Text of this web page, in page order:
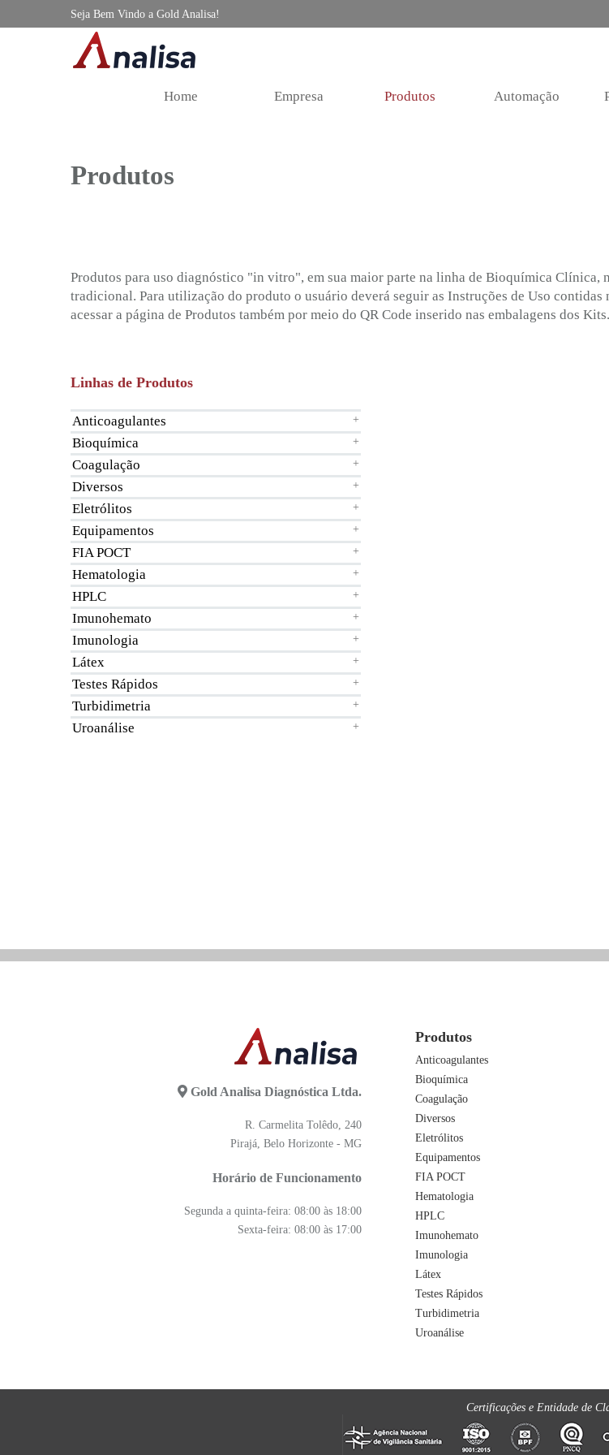
Seja Bem Vindo a Gold Analisa!
Home Empresa Produtos Automação
Produtos
Produtos para uso diagnóstico "in vitro", em sua maior parte na linha de Bioquímica Clínica,
tradicional. Para utilização do produto o usuário deverá seguir as Instruções de Uso contidas
acessar a página de Produtos também por meio do QR Code inserido nas embalagens dos Kits.
Linhas de Produtos
Anticoagulantes +
Bioquímica +
Coagulação +
Diversos +
Eletrólitos +
Equipamentos +
FIA POCT +
Hematologia +
HPLC +
Imunohemato +
Imunologia +
Látex +
Testes Rápidos +
Turbidimetria +
Uroanálise +
Gold Analisa Diagnóstica Ltda.
R. Carmelita Tolêdo, 240
Pirajá, Belo Horizonte - MG
Horário de Funcionamento
Segunda a quinta-feira: 08:00 às 18:00
Sexta-feira: 08:00 às 17:00
Produtos
Anticoagulantes
Bioquímica
Coagulação
Diversos
Eletrólitos
Equipamentos
FIA POCT
Hematologia
HPLC
Imunohemato
Imunologia
Látex
Testes Rápidos
Turbidimetria
Uroanálise
Certificações e Entidade de